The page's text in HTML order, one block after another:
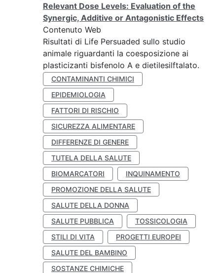
Relevant Dose Levels: Evaluation of the
Synergic, Additive or Antagonistic Effects
Contenuto Web
Risultati di Life Persuaded sullo studio
animale riguardanti la coesposizione ai
plasticizanti bisfenolo A e dietilesilftalato.
CONTAMINANTI CHIMICI
EPIDEMIOLOGIA
FATTORI DI RISCHIO
SICUREZZA ALIMENTARE
DIFFERENZE DI GENERE
TUTELA DELLA SALUTE
BIOMARCATORI
INQUINAMENTO
PROMOZIONE DELLA SALUTE
SALUTE DELLA DONNA
SALUTE PUBBLICA
TOSSICOLOGIA
STILI DI VITA
PROGETTI EUROPEI
SALUTE DEL BAMBINO
SOSTANZE CHIMICHE